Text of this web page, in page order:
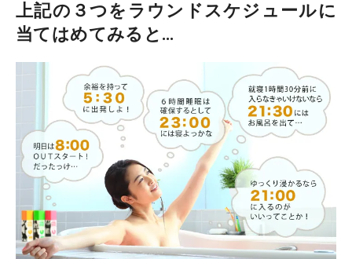
上記の３つをラウンドスケジュールに
当てはめてみると…